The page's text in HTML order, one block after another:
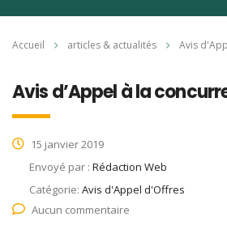
Accueil articles & actualités Avis
Avis d’Appel à la
15 janvier 2019
Envoyé par : Rédaction Web
Catégorie: Avis d'Appel d'Offres
Aucun commentaire